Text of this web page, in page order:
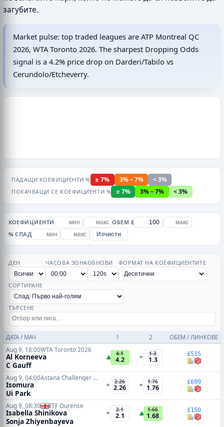
загубите.
Market pulse: top traded leagues are ATP Montreal QC
2026, WTA Toronto 2026. The sharpest Dropping Odds
signal is a 4.2% price drop on Darderi/Tabilo vs
Cerundolo/Etcheverry.
ПАДАЩИ КОЕФИЦИЕНТИ % ≥ 7% 3% – 7% < 3%
ПОКАЧВАЩИ СЕ КОЕФИЦИЕНТИ % ≥ 7% 3% – 7% < 3%
КОЕФИЦИЕНТИ
ОБЕМ £
% СПАД
Изчисти
ДЕН ЧАСОВА ЗОНАОБНОВИ ФОРМАТ НА КОЕФИЦИЕНТИТЕ
СОРТИРАНЕ
ТЪРСЕНЕ
ДАТА / МАЧ 1 2 ОБЕМ / ЛИНКОВЕ
Aug 9, 18:00WTA Toronto 2026
Al Korneeva
C Gauff
▲ 4.1
4.2 = 1.3
1.3
£515
Aug 9, 04:00 Astana Challenger 2026
Isomura
Ui Park
= 2.26
2.26 = 1.76
1.76
£699
Aug 9, 08:30 ITF Ourense
Isabella Shinikova
Sonja Zhiyenbayeva
= 2.1
2.1 ▲ 1.66
1.68
£150